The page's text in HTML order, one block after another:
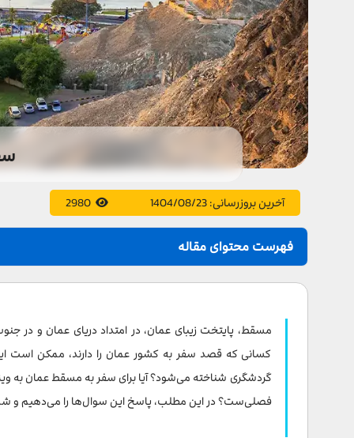
آخرین بروزرسانی:1404/08/23
2980
فهرست محتوای مقاله
مسقط کجاست؟
مدارک لازم برای سفر به مسقط
ویزای توریستی یک ماهه
مسقط، پایتخت زیبای عمان، در امتداد دریای عمان و در
کسانی که قصد سفر به کشور عمان را دارند، ممکن است
گردشگری شناخته می‌شود؟ آیا برای سفر به مسقط عمان به
فصلی‌ست؟ در این مطلب، پاسخ این سوال‌ها را می‌دهیم و